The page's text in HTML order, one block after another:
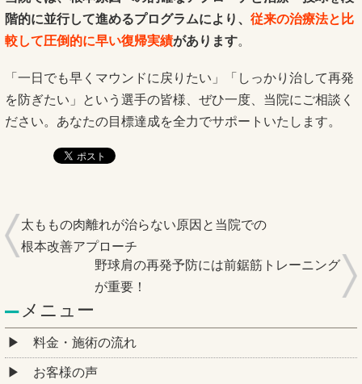
階的に並行して進めるプログラムにより、 従来の治療法と比
較して圧倒的に早い復帰実績があります。
「一日でも早くマウンドに戻りたい」「しっかり治して再発
を防ぎたい」という選手の皆様、ぜひ一度、当院にご相談く
ださい。あなたの目標達成を全力でサポートいたします。
太ももの肉離れが治らない原因と当院での
根本改善アプローチ
野球肩の再発予防には前鋸筋トレーニング
が重要！
メニュー
料金・施術の流れ
お客様の声